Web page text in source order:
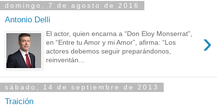
domingo, 7 de agosto de 2016
Antonio Delli
›
El actor, quien encarna a “Don Eloy Monserrat”,
en “Entre tu Amor y mi Amor”, afirma: “Los
actores debemos seguir preparándonos,
reinventán...
sábado, 14 de septiembre de 2013
Traición